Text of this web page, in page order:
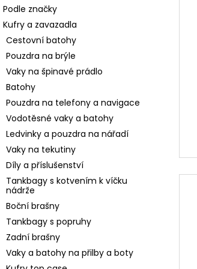
Podle značky
Kufry a zavazadla
Cestovní batohy
Pouzdra na brýle
Vaky na špinavé prádlo
Batohy
Pouzdra na telefony a navigace
Vodotěsné vaky a batohy
Ledvinky a pouzdra na nářadí
Vaky na tekutiny
Díly a příslušenství
Tankbagy s kotvením k víčku
nádrže
Boční brašny
Tankbagy s popruhy
Zadní brašny
Vaky a batohy na přilby a boty